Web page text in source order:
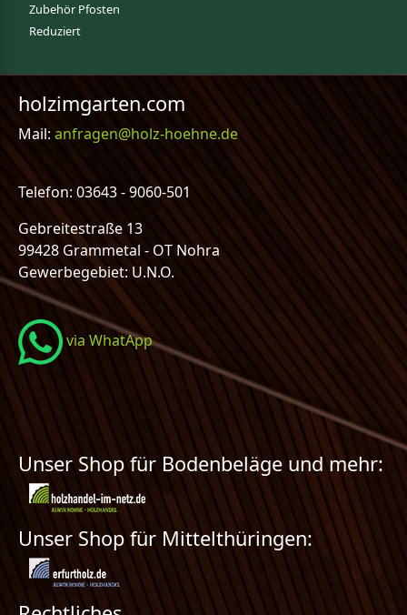
Zubehör Pfosten
Reduziert
holzimgarten.com
Mail:anfragen@holz-hoehne.de
Telefon: 03643 - 9060-501
Gebreitestraße 13
99428 Grammetal - OT Nohra
Gewerbegebiet: U.N.O.
via WhatApp
Unser Shop für Bodenbeläge und mehr:
Unser Shop für Mittelthüringen: